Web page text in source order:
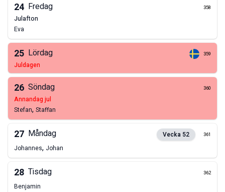
24 Fredag 358
julafton
Eva
25 Lördag 359
juldagen
26 Söndag 360
annandag jul
Stefan, Staffan
27 Måndag Vecka 52 361
Johannes, Johan
28 Tisdag 362
Benjamin